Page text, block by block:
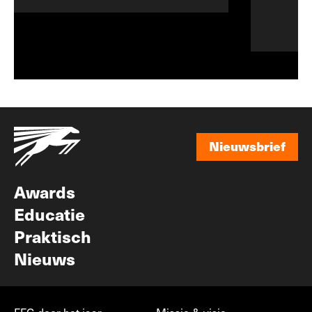
Nieuwsbrief
Awards
Educatie
Praktisch
Nieuws